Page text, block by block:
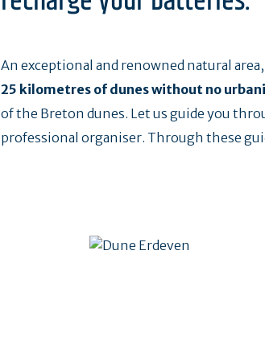
An exceptional and renowned natural
25 kilometres of dunes without no
of the Breton dunes. Let us guide you
professional organiser. Through these